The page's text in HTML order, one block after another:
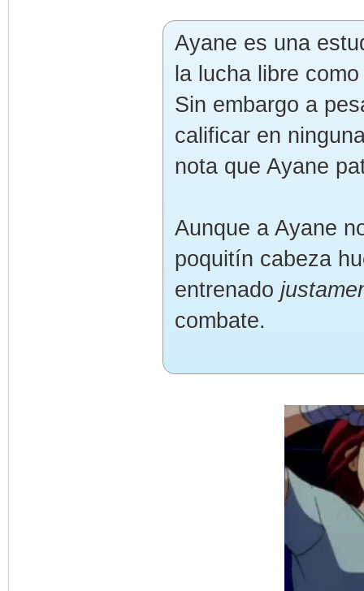
Ayane es una
la lucha libre
Sin embargo a
calificar en
nota que Ayane
Aunque a Ayane
poquitín cabeza
entrenado
combate.